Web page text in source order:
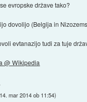
evropske države tako?
dovolijo (Belgija in
evtanazijo tudi za tuje
@ Wikipedia
14. mar 2014 ob 11:54)